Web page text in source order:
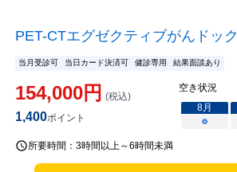
PET-CTエグゼクティブがんドック
当月受診可 当日カード決済可 健診専用 結果面談あり
154,000円 (税込)
1,400ポイント
空き状況
8月
○
所要時間： 3時間以上～6時間未満